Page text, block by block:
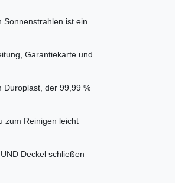
Sonnenstrahlen ist ein
Garantiekarte und
Duroplast, der 99,99 %
zum Reinigen leicht
Deckel schließen